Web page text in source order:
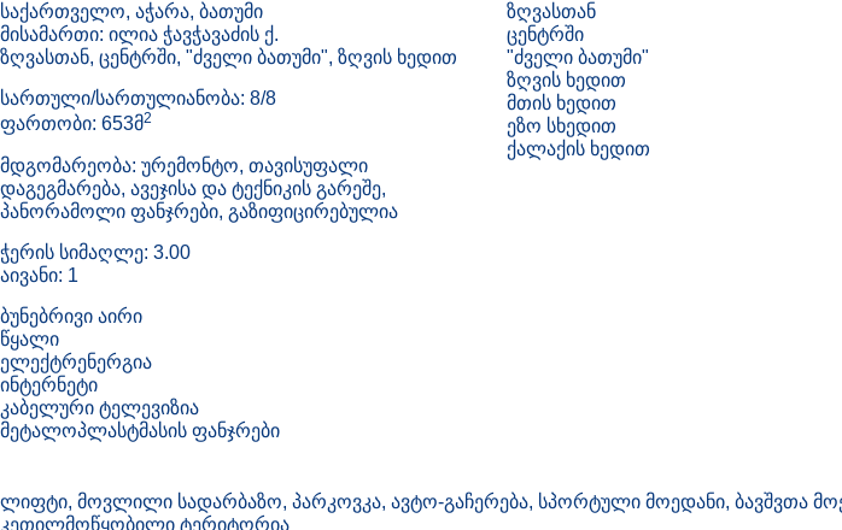
საქართველო, აჭარა, ბათუმი
მისამართი: ილია ჭავჭავაძის ქ.
ზღვასთან, ცენტრში, "ძველი ბათუმი", ზღვის ხედით
სართული/სართულიანობა: 8/8
ფართობი: 653მ2
მდგომარეობა: ურემონტო, თავისუფალი
დაგეგმარება, ავეჯისა და ტექნიკის გარეშე,
პანორამოლი ფანჯრები, გაზიფიცირებულია
ჭერის სიმაღლე: 3.00
აივანი: 1
ზღვასთან
ცენტრში
"ძველი ბათუმი"
ზღვის ხედით
მთის ხედით
ეზო სხედით
ქალაქის ხედით
ბუნებრივი აირი
წყალი
ელექტრენერგია
ინტერნეტი
კაბელური ტელევიზია
მეტალოპლასტმასის ფანჯრები
ლიფტი, მოვლილი სადარბაზო, პარკოვკა, ავტო-გაჩერება, სპორტული მოედანი, ბავშვთა
კეთილმოწყობილი ტერიტორია